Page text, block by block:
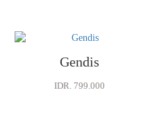
Gendis
IDR. 799.000